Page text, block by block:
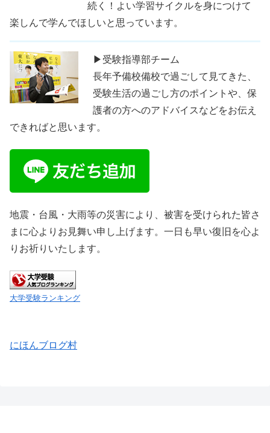
続く！よい学習サイクルを身につけて
楽しんで学んでほしいと思っています。
▶受験指導部チーム
長年予備校備校で過ごして見てきた、
受験生活の過ごし方のポイントや、保
護者の方へのアドバイスなどをお伝え
できればと思います。
地震・台風・大雨等の災害により、被害を受けられた皆さ
まに心よりお見舞い申し上げます。一日も早い復旧を心よ
りお祈りいたします。
大学受験ランキング
にほんブログ村